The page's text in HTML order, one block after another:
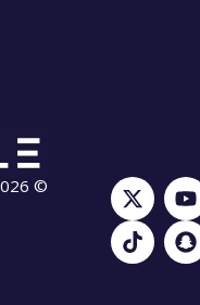
© 2026 PTMYLE، جميع الحقوق محفوظة.